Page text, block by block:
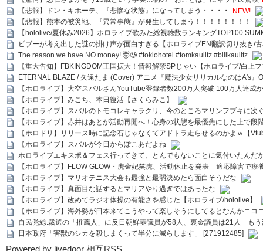
【悲報】ドン・キホーテ、『悲惨な状態』になってしまう・・・・
NEW!
【悲報】熊本の被災地、『異常事態』が発生してしまう！！！！！！！！
【hololive/夏休み2026】ホロライブ歌みた総視聴数ランキングTOP100
ビブーが考え出した謎の掛け声が面白すぎる【ホロライブEN翻訳切り抜き/
The reason we have NO money! 🤯🥲 #tokiohotel #tomkaulitz #billkaulitz
【重大告知】FBKINGDOM王国拡大！情報解禁SPじゃい【ホロライブ/白上
ETERNAL BLAZE / 久遠たま (Cover) アニメ『魔法少女リリカルなのはA's』
【ホロライブ】大空スバルさんYouTube登録者数200万人突破 100万人達成
【ホロライブ】みこち、本日復活【さくらみこ】
【ホロライブ】スバルのトモコレキャラクリ、今のところマリンフブキに
【ホロライブ】赤井はあとが活動再開へ！心身の状態を最優先にした上で段
【ホロドリ】リリース時に記念石じゃなくてアドトラ走らせるのかよｗ【
【ホロライブ】スバルが今日からぽこあだよね
ホロライブエキスポ＆フェス行ってきて、とんでもないことに気付いたんだ
【ホロライブ】FLOW GLOW・虎金妃笑虎、活動休止を発表 適応障害で療
【ホロライブ】マリオテニス大会も最強と最弱決めたら面白そうだな
【ホロライブ】真面目な話するとマリアやり過ぎではあったな
【ホロライブ】改めてラジオ体操の有能さを感じた【ホロライブ/hololive】
【ホロライブ】海外勢が日本来てこうやって楽しそうにしてるとなんかニコ
自民党総.裁選の「推薦人」に反日朝鮮壺議員が58人、裏金議員は21人 も
日本政府「害獣のシカを殺しまくって半分に減らします」 [271912485]